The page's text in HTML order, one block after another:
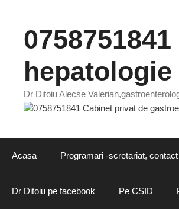
conținut
Dr Ditoiu Alecse
Acasa Programari -scretariat, contact
Dr Ditoiu pe facebook Pe CSID